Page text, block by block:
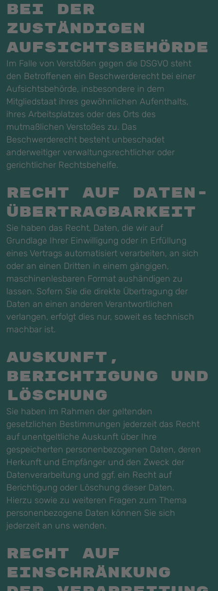
bei der
zuständigen
Aufsichts­behörde
Im Falle von Verstößen gegen die DSGVO steht
den Betroffenen ein Beschwerderecht bei einer
Aufsichtsbehörde, insbesondere in dem
Mitgliedstaat ihres gewöhnlichen Aufenthalts,
ihres Arbeitsplatzes oder des Orts des
mutmaßlichen Verstoßes zu. Das
Beschwerderecht besteht unbeschadet
anderweitiger verwaltungsrechtlicher oder
gerichtlicher Rechtsbehelfe.
Recht auf Daten­
übertrag­barkeit
Sie haben das Recht, Daten, die wir auf
Grundlage Ihrer Einwilligung oder in Erfüllung
eines Vertrags automatisiert verarbeiten, an sich
oder an einen Dritten in einem gängigen,
maschinenlesbaren Format aushändigen zu
lassen. Sofern Sie die direkte Übertragung der
Daten an einen anderen Verantwortlichen
verlangen, erfolgt dies nur, soweit es technisch
machbar ist.
Auskunft,
Berichtigung und
Löschung
Sie haben im Rahmen der geltenden
gesetzlichen Bestimmungen jederzeit das Recht
auf unentgeltliche Auskunft über Ihre
gespeicherten personenbezogenen Daten, deren
Herkunft und Empfänger und den Zweck der
Datenverarbeitung und ggf. ein Recht auf
Berichtigung oder Löschung dieser Daten.
Hierzu sowie zu weiteren Fragen zum Thema
personenbezogene Daten können Sie sich
jederzeit an uns wenden.
Recht auf
Einschränkung